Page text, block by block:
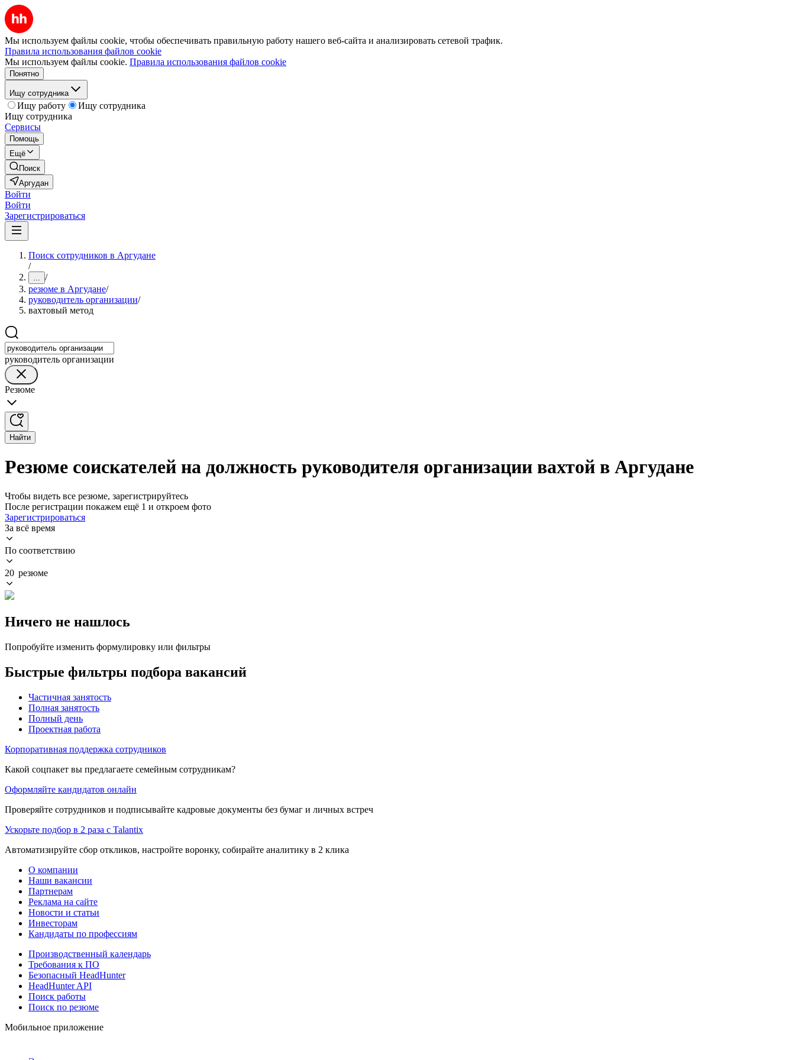
Мы используем файлы cookie, чтобы обеспечивать правильную работу нашего веб-сайта и анализировать сетевой трафик.
Правила использования файлов cookie
Мы используем файлы cookie. Правила использования файлов cookie
Понятно
Ищу сотрудника
Ищу работу
Ищу сотрудника
Ищу сотрудника
Сервисы
Помощь
Ещё
Поиск
Аргудан
Войти
Войти
Зарегистрироваться
Поиск сотрудников в Аргудане
/
... /
резюме в Аргудане/
руководитель организации/
вахтовый метод
руководитель организации
Резюме
Найти
Резюме соискателей на должность руководителя организации вахтой в Аргудане
Чтобы видеть все резюме, зарегистрируйтесь
После регистрации покажем ещё 1 и откроем фото
Зарегистрироваться
За всё время
По соответствию
20 резюме
Ничего не нашлось
Попробуйте изменить формулировку или фильтры
Быстрые фильтры подбора вакансий
Частичная занятость
Полная занятость
Полный день
Проектная работа
Корпоративная поддержка сотрудников
Какой соцпакет вы предлагаете семейным сотрудникам?
Оформляйте кандидатов онлайн
Проверяйте сотрудников и подписывайте кадровые документы без бумаг и личных встреч
Ускорьте подбор в 2 раза с Talantix
Автоматизируйте сбор откликов, настройте воронку, собирайте аналитику в 2 клика
О компании
Наши вакансии
Партнерам
Реклама на сайте
Новости и статьи
Инвесторам
Кандидаты по профессиям
Производственный календарь
Требования к ПО
Безопасный HeadHunter
HeadHunter API
Поиск работы
Поиск по резюме
Мобильное приложение